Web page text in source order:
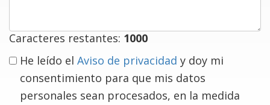
Caracteres restantes: 1000
He leído el Aviso de privacidad y doy mi
consentimiento para que mis datos
personales sean procesados, en la medida